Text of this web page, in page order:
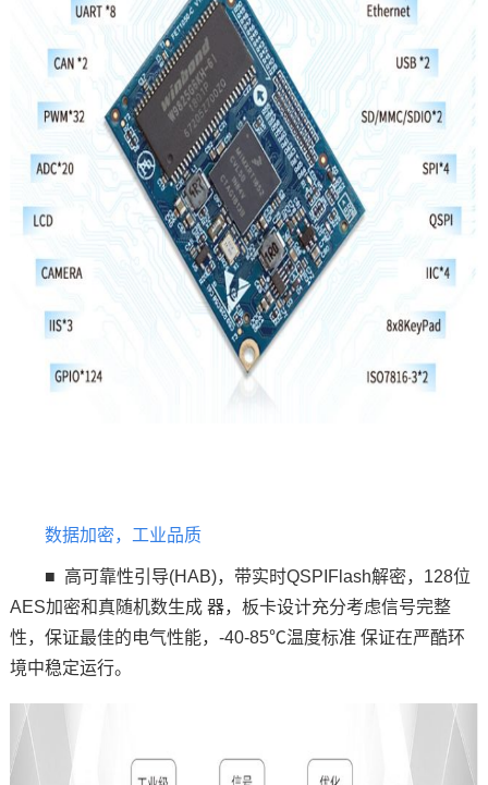
数据加密，工业品质
■ 高可靠性引导(HAB)，带实时QSPI Flash解密，128位
AES加密和真随机数生成 器，板卡设计充分考虑信号完整
性，保证最佳的电气性能，-40-85℃温度标准 保证在严酷环
境中稳定运行。